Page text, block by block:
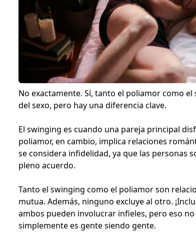
No exactamente. Sí, tanto el poliamor como
del sexo, pero hay una diferencia clave.
El swinging es cuando una pareja principal
poliamor, en cambio, implica relaciones
se considera infidelidad, ya que las personas
pleno acuerdo.
Tanto el swinging como el poliamor son
mutua. Además, ninguno excluye al otro.
ambos pueden involucrar infieles, pero eso
simplemente es gente siendo gente.